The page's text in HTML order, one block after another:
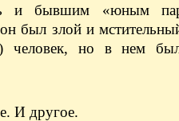
и бывшим «юным
был злой и
человек, но в нем
И другое.